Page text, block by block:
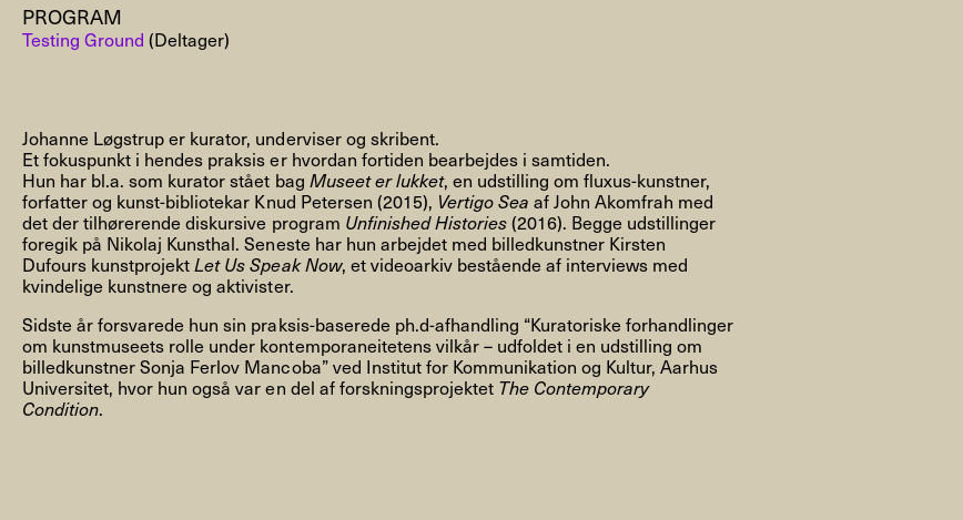
Residencies & StudiosArtistic Research Public
Om
Om AHCProfiler
NYHEDSBREV
PROGRAM
Testing Ground (Deltager)
Johanne Løgstrup er kurator, underviser og skribent.
Et fokuspunkt i hendes praksis er hvordan fortiden bearbejdes i samtiden.
Hun har bl.a. som kurator stået bag Museet er lukket, en udstilling om fluxus-kunstner,
forfatter og kunst-bibliotekar Knud Petersen (2015), Vertigo Sea af John Akomfrah med
det der tilhørerende diskursive program Unfinished Histories(2016). Begge udstillinger
foregik på Nikolaj Kunsthal. Seneste har hun arbejdet med billedkunstner Kirsten
Dufours kunstprojektLet Us Speak Now, et videoarkiv bestående af interviews med
kvindelige kunstnere og aktivister.
Sidste år forsvarede hun sin praksis-baserede ph.d-afhandling “Kuratoriske forhandlinger
om kunstmuseets rolle under kontemporaneitetens vilkår – udfoldet i en udstilling om
billedkunstner Sonja Ferlov Mancoba” ved Institut for Kommunikation og Kultur, Aarhus
Universitet, hvor hun også var en del af forskningsprojektet The Contemporary
Condition.